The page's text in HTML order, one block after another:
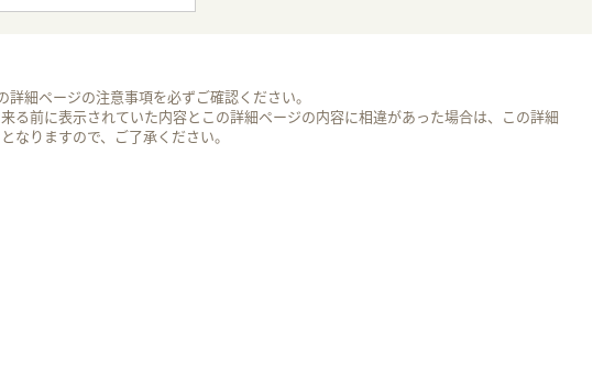
細ページの注意事項を必ずご確認ください。
る前に表示されていた内容とこの詳細ページの内容に相違があった場合は、この詳細
なりますので、ご了承ください。